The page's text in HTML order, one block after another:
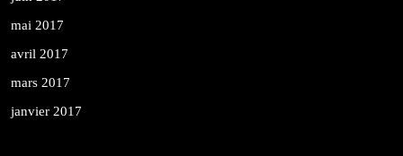
mai 2017
avril 2017
mars 2017
janvier 2017